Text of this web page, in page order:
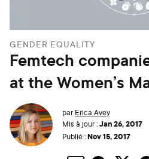
GENDER EQUALITY
Femtech
at the Women’s
par Erica Avey
Mis à jour :Jan 26, 2017
Publié :Nov 15, 2017